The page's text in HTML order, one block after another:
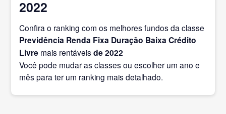
2022
Confira o ranking com os melhores fundos da classe
Previdência Renda Fixa Duração Baixa Crédito
Livre mais rentáveisde 2022
Você pode mudar as classes ou escolher um ano e
mês para ter um ranking mais detalhado.